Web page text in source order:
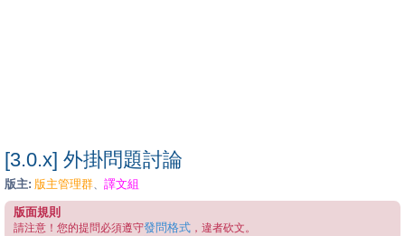
[3.0.x] 外掛問題討論
版主: 版主管理群、 譯文組
版面規則
請注意！您的提問必須遵守發問格式 ，違者砍文。